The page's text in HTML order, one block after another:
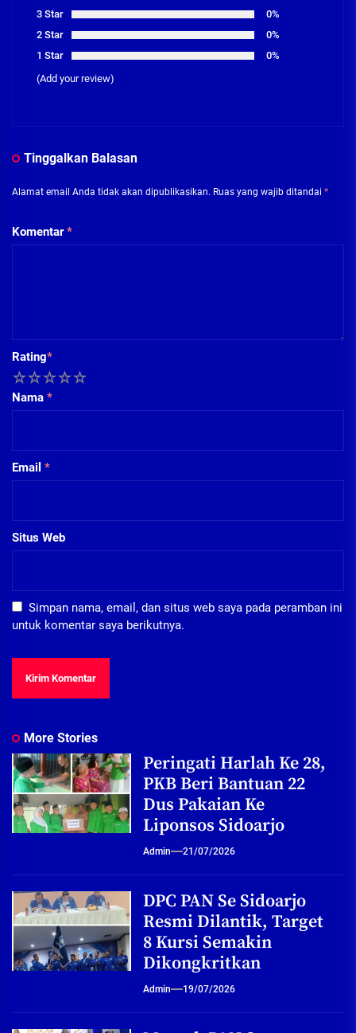
3 Star
0%
2 Star
0%
1 Star
0%
(Add your review)
Tinggalkan Balasan
Alamat email Anda tidak akan dipublikasikan. Ruas yang wajib ditandai *
Komentar*
Rating*
5
4
3
2
Nama *
Email *
Situs Web
Simpan nama, email, dan situs web saya pada peramban ini
untuk komentar saya berikutnya.
More Stories
Peringati Harlah Ke 28,
PKB Beri Bantuan 22
Dus Pakaian Ke
Liponsos Sidoarjo
Admin 21/07/2026
DPC PAN Se Sidoarjo
Resmi Dilantik, Target
8 Kursi Semakin
Dikongkritkan
Admin 19/07/2026